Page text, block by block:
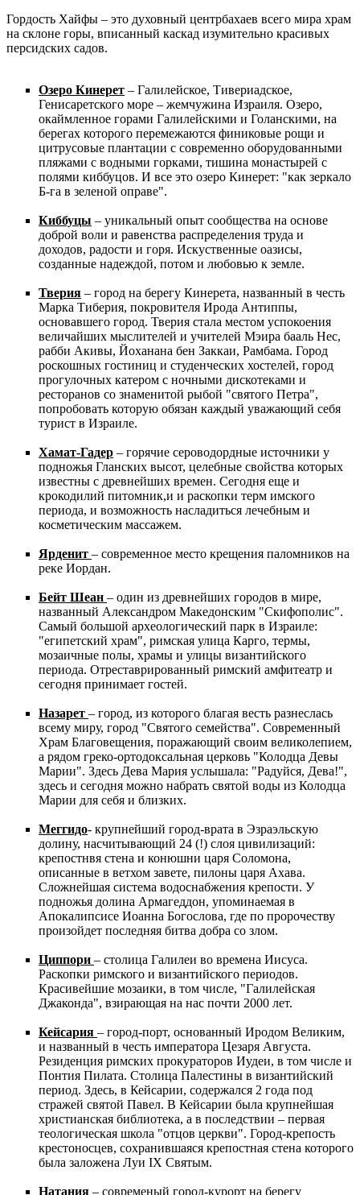
Гордость Хайфы – это духовный центрбахаев всего мира храм
на склоне горы, вписанный каскад изумительно красивых
персидских садов.
Озеро Кинерет – Галилейское, Тивериадское,
Генисаретского море – жемчужина Израиля. Озеро,
окаймленное горами Галилейскими и Голанскими, на
берегах которого перемежаются финиковые рощи и
цитрусовые плантации с современно оборудованными
пляжами с водными горками, тишина монастырей с
полями киббуцов. И все это озеро Кинерет: "как зеркало
Б-га в зеленой оправе".
Киббуцы – уникальный опыт сообщества на основе
доброй воли и равенства распределения труда и
доходов, радости и горя. Искуственные оазисы,
созданные надеждой, потом и любовью к земле.
Тверия – город на берегу Кинерета, названный в честь
Марка Тиберия, покровителя Ирода Антиппы,
основавшего город. Тверия стала местом успокоения
величайших мыслителей и учителей Мэира бааль Нес,
рабби Акивы, Йоханана бен Заккаи, Рамбама. Город
роскошных гостиниц и студенческих хостелей, город
прогулочных катером с ночными дискотеками и
ресторанов со знаменитой рыбой "святого Петра",
попробовать которую обязан каждый уважающий себя
турист в Израиле.
Хамат-Гадер – горячие сероводордные источники у
подножья Гланских высот, целебные свойства которых
известны с древнейших времен. Сегодня еще и
крокодилий питомник,и и раскопки терм имского
периода, и возможность насладиться лечебным и
косметическим массажем.
Ярденит – современное место крещения паломников на
реке Иордан.
Бейт Шеан – один из древнейших городов в мире,
названный Александром Македонским "Скифополис".
Самый большой археологический парк в Израиле:
"египетский храм", римская улица Карго, термы,
мозаичные полы, храмы и улицы византийского
периода. Отреставрированный римский амфитеатр и
сегодня принимает гостей.
Назарет – город, из которого благая весть разнеслась
всему миру, город "Святого семейства". Современный
Храм Благовещения, поражающий своим великолепием,
а рядом греко-ортодоксальная церковь "Колодца Девы
Марии". Здесь Дева Мария услышала: "Радуйся, Дева!",
здесь и сегодня можно набрать святой воды из Колодца
Марии для себя и близких.
Меггидо- крупнейший город-врата в Эзраэльскую
долину, насчитывающий 24 (!) слоя цивилизаций:
крепостнвя стена и конюшни царя Соломона,
описанные в ветхом завете, пилоны царя Ахава.
Сложнейшая система водоснабжения крепости. У
подножья долина Армагеддон, упоминаемая в
Апокалипсисе Иоанна Богослова, где по пророчеству
произойдет последняя битва добра со злом.
Циппори – столица Галилеи во времена Иисуса.
Раскопки римского и византийского периодов.
Красивейшие мозаики, в том числе, "Галилейская
Джаконда", взирающая на нас почти 2000 лет.
Кейсария – город-порт, основанный Иродом Великим,
и названный в честь императора Цезаря Августа.
Резиденция римских прокураторов Иудеи, в том числе и
Понтия Пилата. Столица Палестины в византийский
период. Здесь, в Кейсарии, содержался 2 года под
стражей святой Павел. В Кейсарии была крупнейшая
христианская библиотека, а в последствии – первая
теологическая школа "отцов церкви". Город-крепость
крестоносцев, сохранившаяся крепостная стена которого
была заложена Луи IX Святым.
Натания – современый город-курорт на берегу